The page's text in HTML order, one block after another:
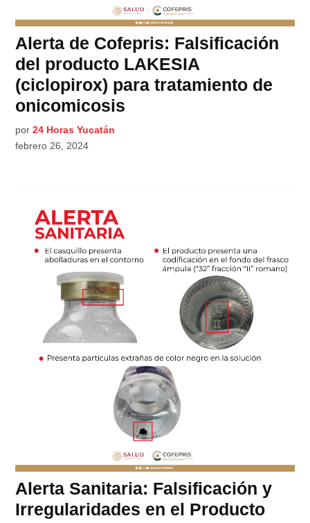
Alerta de Cofepris: Falsificación
del producto LAKESIA
(ciclopirox) para tratamiento de
onicomicosis
por 24 Horas Yucatán
febrero 26, 2024
Alerta Sanitaria: Falsificación y
Irregularidades en el Producto